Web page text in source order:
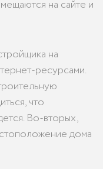
на сайте и
на
ресурсами.
что
Во-вторых,
дома